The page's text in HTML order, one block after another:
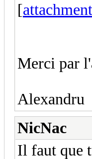
[
Merci par
Alexandru
NicNac
Il faut que